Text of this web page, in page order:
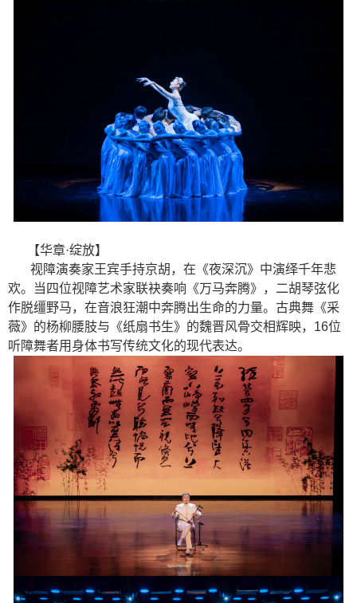
【华章·绽放】
视障演奏家王宾手持京胡，在《夜深沉》中演绎千年悲
欢。当四位视障艺术家联袂奏响《万马奔腾》，二胡琴弦化
作脱缰野马，在音浪狂潮中奔腾出生命的力量。古典舞《采
薇》的杨柳腰肢与《纸扇书生》的魏晋风骨交相辉映，16位
听障舞者用身体书写传统文化的现代表达。